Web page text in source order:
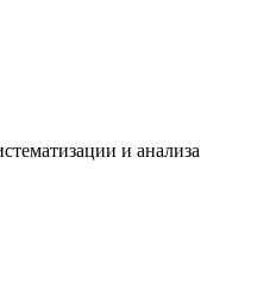
и анализа